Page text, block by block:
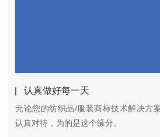
认真做好每一天
无论您的纺织品/服装商标技术解决方
认真对待，为的是这个缘分。